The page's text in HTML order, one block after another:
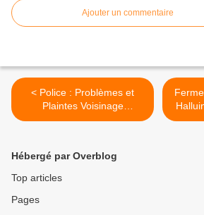
Ajouter un commentaire
< Police : Problèmes et
Plaintes Voisinage
Halluinois (Juillet 2020).
Hébergé par Overblog
Top articles
Pages